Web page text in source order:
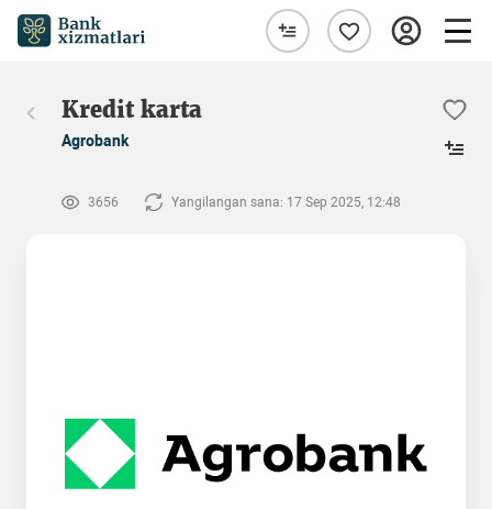
Kredit karta
Agrobank
3656 Yangilangan sana: 17 Sep 2025, 12:48